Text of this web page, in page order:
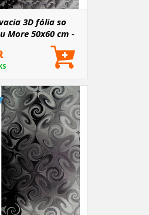
3D fólia so
More 50x60 cm -